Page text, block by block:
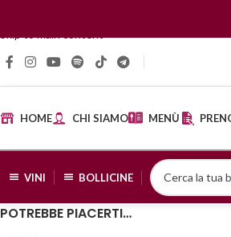
HOME CHI SIAMO MENÙ
VINI BOLLICINE
POTREBBE PIACERTI…